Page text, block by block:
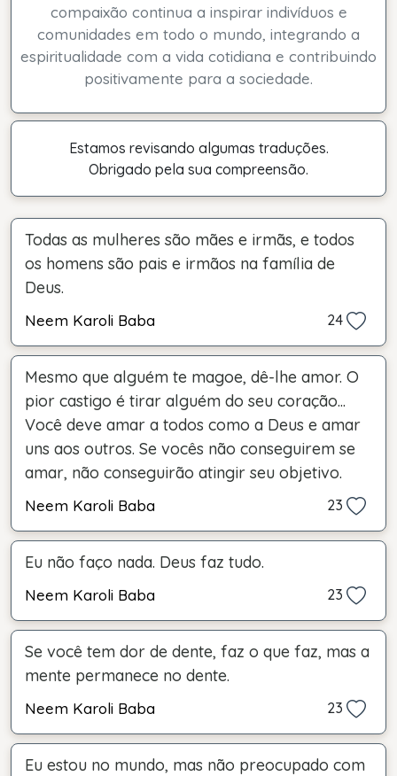
compaixão continua a inspirar indivíduos e
comunidades em todo o mundo, integrando a
espiritualidade com a vida cotidiana e contribuindo
positivamente para a sociedade.
Estamos revisando algumas traduções.
Obrigado pela sua compreensão.
Todas as mulheres são mães e irmãs, e todos
os homens são pais e irmãos na família de
Deus.
Neem Karoli Baba 24
Mesmo que alguém te magoe, dê-lhe amor. O
pior castigo é tirar alguém do seu coração...
Você deve amar a todos como a Deus e amar
uns aos outros. Se vocês não conseguirem se
amar, não conseguirão atingir seu objetivo.
Neem Karoli Baba 23
Eu não faço nada. Deus faz tudo.
Neem Karoli Baba 23
Se você tem dor de dente, faz o que faz, mas a
mente permanece no dente.
Neem Karoli Baba 23
Eu estou no mundo, mas não preocupado com